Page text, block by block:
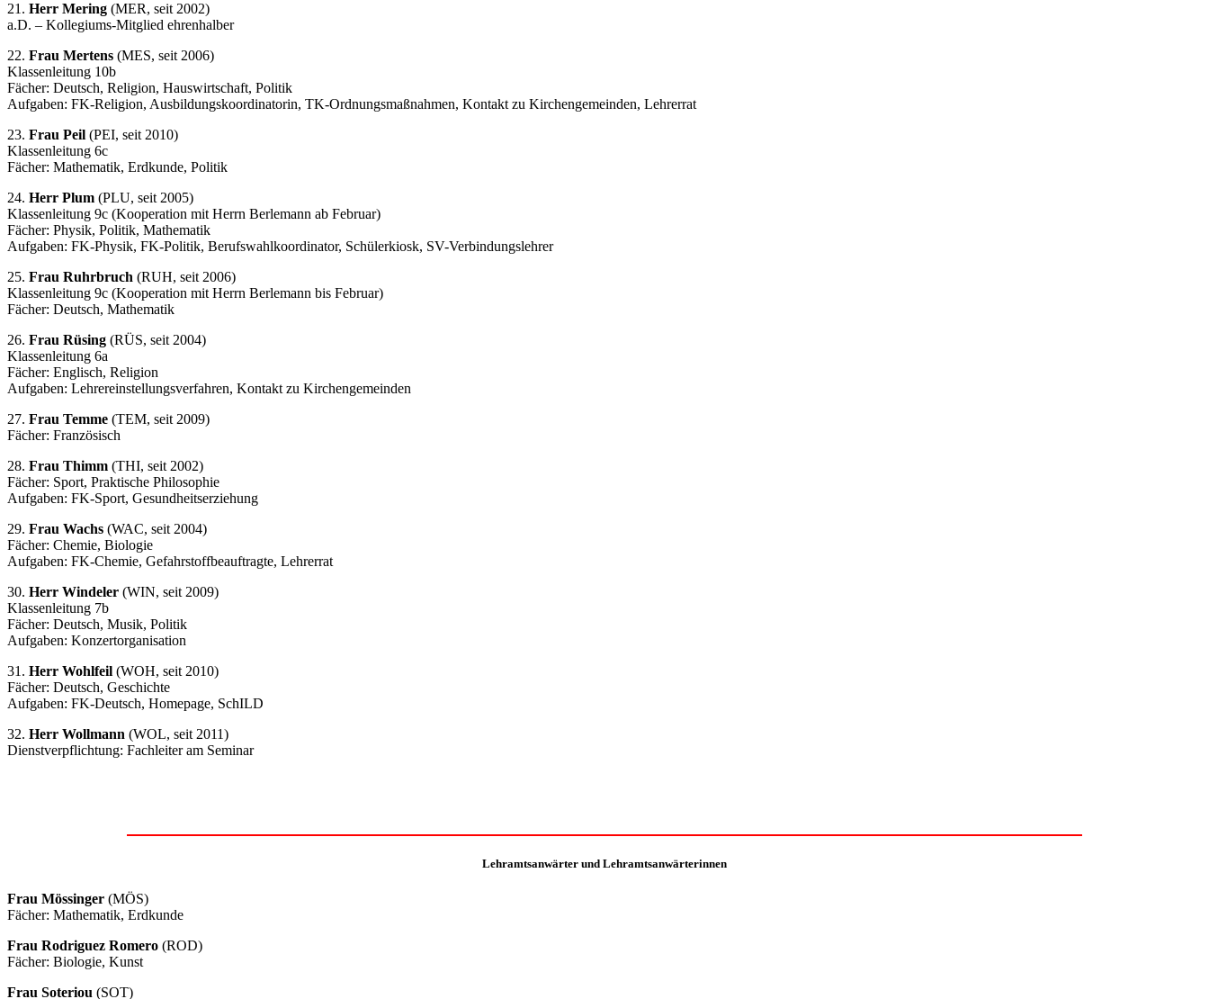
21. Herr Mering (MER, seit 2002)
a.D. – Kollegiums-Mitglied ehrenhalber
22. Frau Mertens (MES, seit 2006)
Klassenleitung 10b
Fächer: Deutsch, Religion, Hauswirtschaft, Politik
Aufgaben: FK-Religion, Ausbildungskoordinatorin, TK-Ordnungsmaßnahmen, Kontakt zu Kirchengemeinden, Lehrerrat
23. Frau Peil (PEI, seit 2010)
Klassenleitung 6c
Fächer: Mathematik, Erdkunde, Politik
24. Herr Plum (PLU, seit 2005)
Klassenleitung 9c (Kooperation mit Herrn Berlemann ab Februar)
Fächer: Physik, Politik, Mathematik
Aufgaben: FK-Physik, FK-Politik, Berufswahlkoordinator, Schülerkiosk, SV-Verbindungslehrer
25. Frau Ruhrbruch (RUH, seit 2006)
Klassenleitung 9c (Kooperation mit Herrn Berlemann bis Februar)
Fächer: Deutsch, Mathematik
26. Frau Rüsing (RÜS, seit 2004)
Klassenleitung 6a
Fächer: Englisch, Religion
Aufgaben: Lehrereinstellungsverfahren, Kontakt zu Kirchengemeinden
27. Frau Temme (TEM, seit 2009)
Fächer: Französisch
28. Frau Thimm (THI, seit 2002)
Fächer: Sport, Praktische Philosophie
Aufgaben: FK-Sport, Gesundheitserziehung
29. Frau Wachs (WAC, seit 2004)
Fächer: Chemie, Biologie
Aufgaben: FK-Chemie, Gefahrstoffbeauftragte, Lehrerrat
30. Herr Windeler (WIN, seit 2009)
Klassenleitung 7b
Fächer: Deutsch, Musik, Politik
Aufgaben: Konzertorganisation
31. Herr Wohlfeil (WOH, seit 2010)
Fächer: Deutsch, Geschichte
Aufgaben: FK-Deutsch, Homepage, SchILD
32. Herr Wollmann (WOL, seit 2011)
Dienstverpflichtung: Fachleiter am Seminar
Lehramtsanwärter und Lehramtsanwärterinnen
Frau Mössinger (MÖS)
Fächer: Mathematik, Erdkunde
Frau Rodriguez Romero (ROD)
Fächer: Biologie, Kunst
Frau Soteriou (SOT)